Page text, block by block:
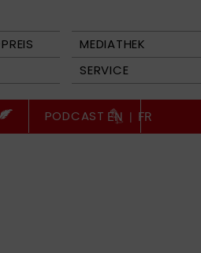
MEDIATHEK
SERVICE
PODCAST EN | FR